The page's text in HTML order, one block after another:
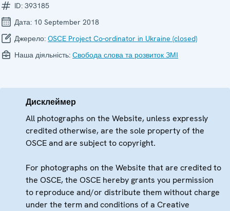
ID: 393185
Дата: 10 September 2018
Джерело: OSCE Project Co-ordinator in Ukraine (closed)
Наша діяльність: Свобода слова та розвиток ЗМІ
Дисклеймер
All photographs on the Website, unless expressly
credited otherwise, are the sole property of the
OSCE and are subject to copyright.
For photographs on the Website that are credited to
the OSCE, the OSCE hereby grants you permission
to reproduce and/or distribute them without charge
under the term and conditions of a Creative